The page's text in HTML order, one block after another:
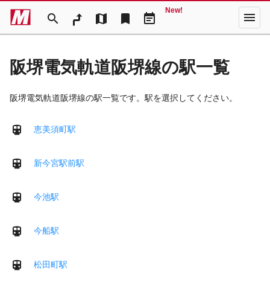
search map bookmark event_note
New! menu
阪堺電気軌道阪堺線の駅一覧
阪堺電気軌道阪堺線の駅一覧です。駅を選択してください。
恵美須町駅
新今宮駅前駅
今池駅
今船駅
松田町駅